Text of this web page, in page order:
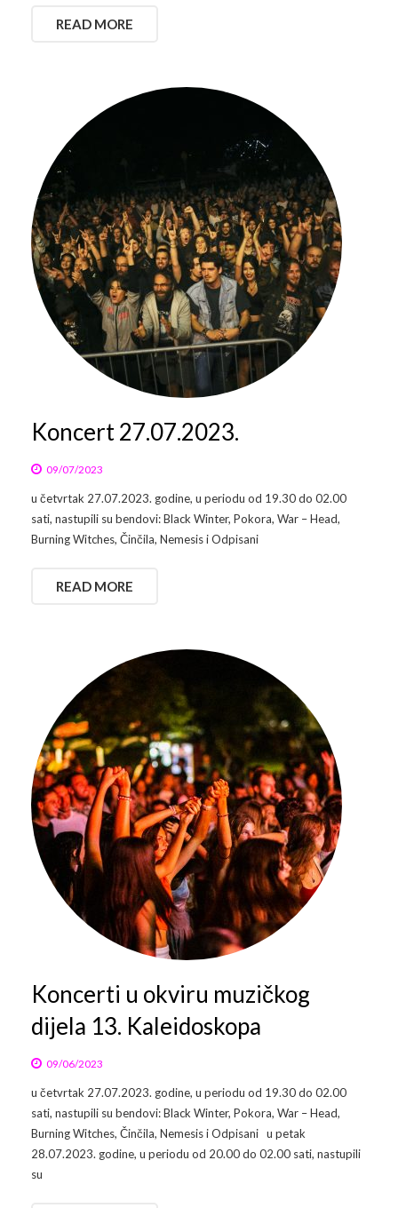
READ MORE
Koncert 27.07.2023.
09/07/2023
u četvrtak 27.07.2023. godine, u periodu od 19.30 do 02.00
sati, nastupili su bendovi: Black Winter, Pokora, War – Head,
Burning Witches, Činčila, Nemesis i Odpisani
READ MORE
Koncerti u okviru muzičkog
dijela 13. Kaleidoskopa
09/06/2023
u četvrtak 27.07.2023. godine, u periodu od 19.30 do 02.00
sati, nastupili su bendovi: Black Winter, Pokora, War – Head,
Burning Witches, Činčila, Nemesis i Odpisani u petak
28.07.2023. godine, u periodu od 20.00 do 02.00 sati, nastupili
su